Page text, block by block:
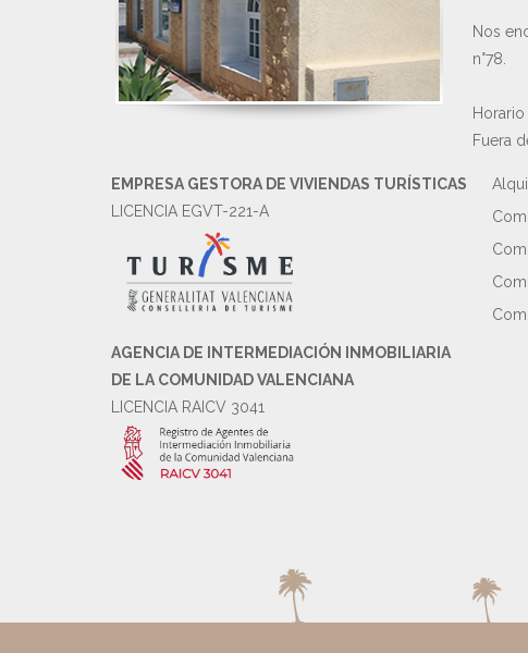
Nos
n°78.
Fuera
EMPRESA GESTORA DE VIVIENDAS TURÍSTICAS
LICENCIA EGVT-221-A
AGENCIA DE INTERMEDIACIÓN INMOBILIARIA
DE LA COMUNIDAD VALENCIANA
LICENCIA RAICV 3041